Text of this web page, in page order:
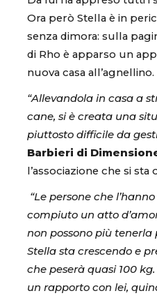
Ora però Stella è in
senza dimora: sulla
di Rho è apparso un
nuova casa all’agnellino.
“Allevandola in casa a
cane, si è creata una
piuttosto difficile da
Barbieri di
l’associazione che si
“Le persone che
compiuto un atto
non possono più
Stella sta crescendo e
che peserà quasi 100
un rapporto con lei,